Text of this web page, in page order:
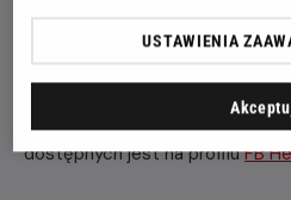
Zapraszamy również na kolejne
12 lipca o godzinie 10:30 !Tym
zestaw filmów„Świnka
Więcej aktualności, konkursów
dostępnych jest na profiluFB
USTAWIENIA